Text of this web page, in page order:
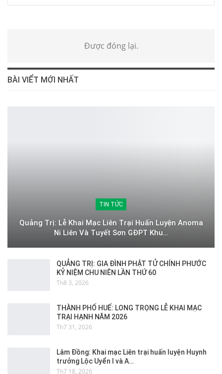
Được đóng lại.
BÀI VIỂT MỚI NHẤT
TIN TỨC
Quảng Trị: Lễ Khai Mạc Liên Trại Huấn Luyện Anoma
Ni Liên Và Tuyết Sơn GĐPT Khu…
QUẢNG TRỊ: GIA ĐÌNH PHẬT TỬ CHÍNH PHƯỚC
KỶ NIỆM CHU NIÊN LẦN THỨ 60
Th8 3, 2026
THÀNH PHỐ HUẾ: LONG TRỌNG LỄ KHAI MẠC
TRẠI HẠNH NĂM 2026
Th7 31, 2026
Lâm Đồng: Khai mạc Liên trại huấn luyện Huynh
trưởng Lộc Uyển I và A…
Th7 18, 2026